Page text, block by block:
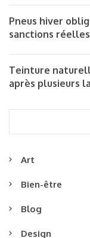
Pneus hiver
sanctions réelles
Teinture
après plusieurs
Art
Bien-être
Blog
Design